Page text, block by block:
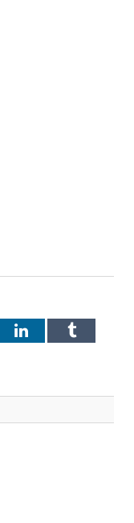
LinkedInTumblr